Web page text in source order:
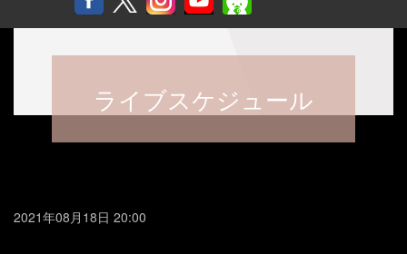
ライブスケジュール
2021年08月18日 20:00